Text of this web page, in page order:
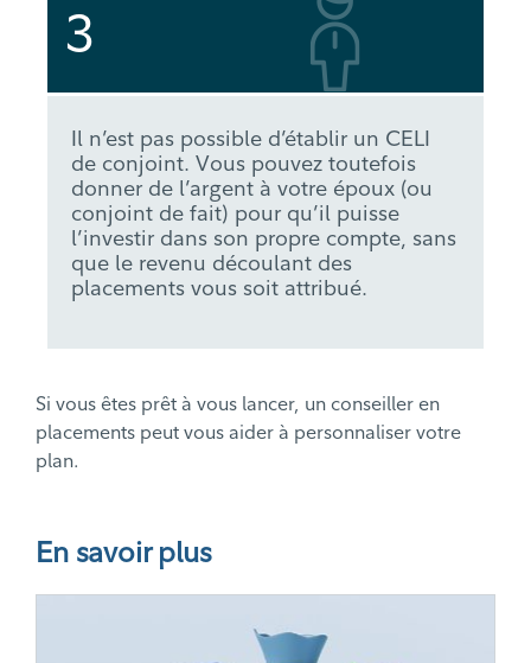
3
Il n’est pas possible d’établir un CELI
de conjoint. Vous pouvez toutefois
donner de l’argent à votre époux (ou
conjoint de fait) pour qu’il puisse
l’investir dans son propre compte, sans
que le revenu découlant des
placements vous soit attribué.
Si vous êtes prêt à vous lancer, un conseiller en
placements peut vous aider à personnaliser votre
plan.
En savoir plus